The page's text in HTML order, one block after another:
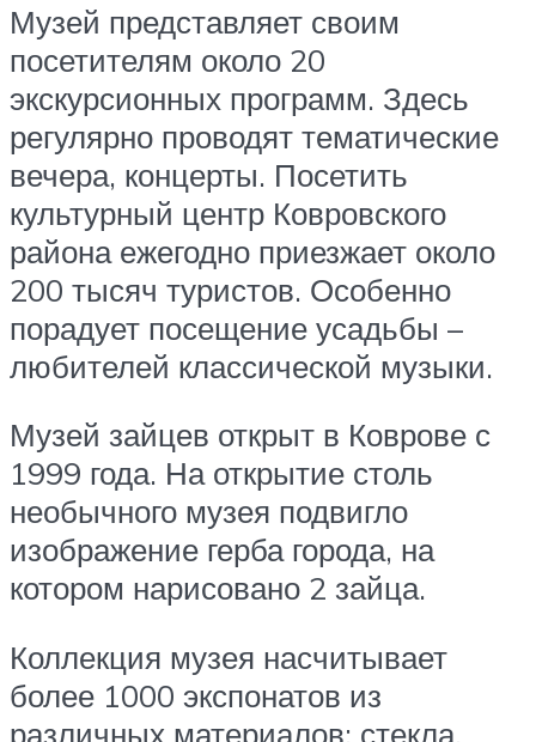
Музей представляет своим
посетителям около 20
экскурсионных программ. Здесь
регулярно проводят тематические
вечера, концерты. Посетить
культурный центр Ковровского
района ежегодно приезжает около
200 тысяч туристов. Особенно
порадует посещение усадьбы –
любителей классической музыки.
Музей зайцев открыт в Коврове с
1999 года. На открытие столь
необычного музея подвигло
изображение герба города, на
котором нарисовано 2 зайца.
Коллекция музея насчитывает
более 1000 экспонатов из
различных материалов: стекла,